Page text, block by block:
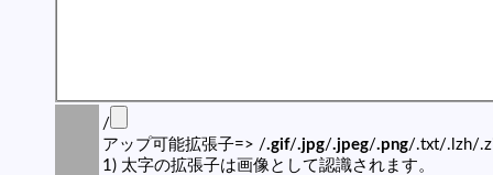
/
アップ可能拡張子=> /.gif/.jpg/.jpeg/.png/.txt/.lzh/
1) 太字の拡張子は画像として認識されます。